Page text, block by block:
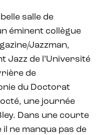
salle de
éminent collègue
Jazzman,
Jazz de l’Université
de
du Doctorat
une journée
Dans une courte
ne manqua pas de